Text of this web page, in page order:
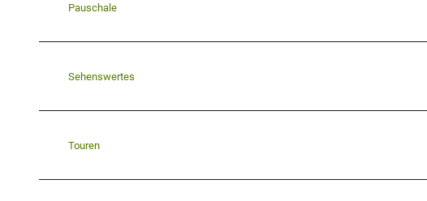
Pauschale
Sehenswertes
Touren